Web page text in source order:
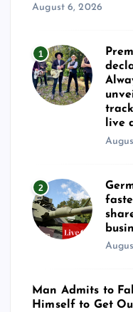
August 6, 2026
1
live
2
Man Admits to
Himself to Get